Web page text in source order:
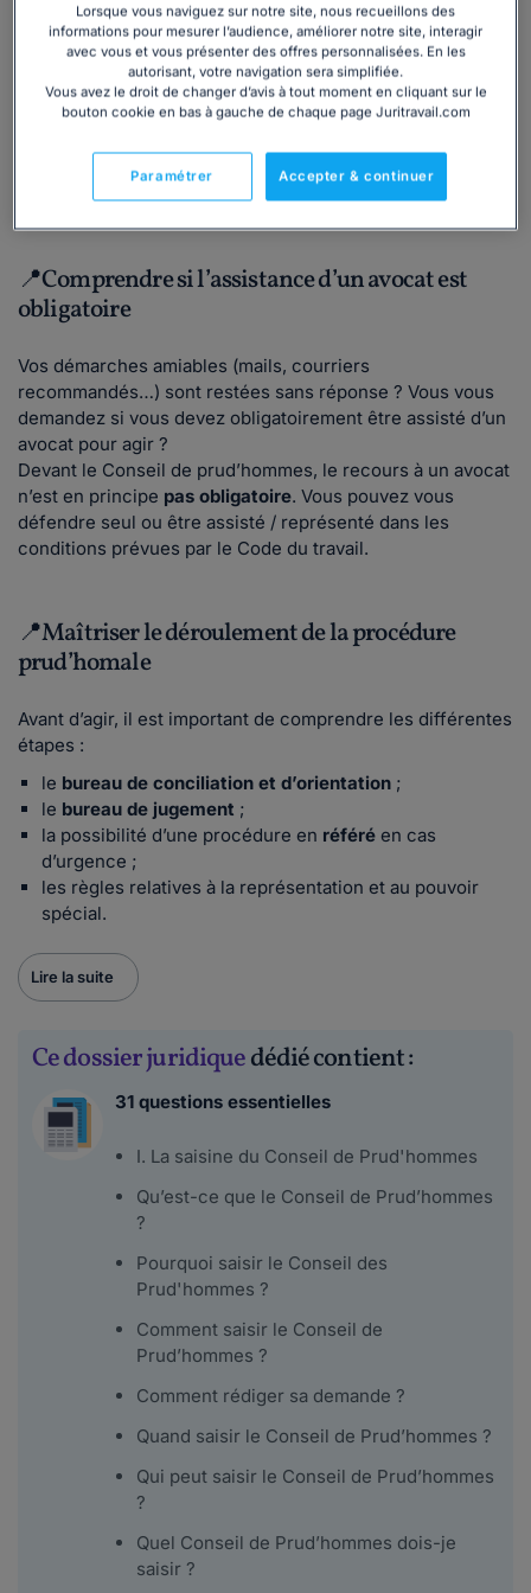
Vous envisagez d’engager une action contre votre
employeur ?
La saisine duCPHs’effectue par requête adressée au
greffe, mais les règles à respecter varient selon la nature
du litige.
contentieux à l’autre, il est donc essentiel de vérifier
rapidement votre situation.
📍Comprendre si l’assistance d’un avocat est
obligatoire
Vos démarches amiables (mails, courriers
recommandés…) sont restées sans réponse ? Vous vous
demandez si vous devez obligatoirement être assisté d’un
avocat pour agir ?
Devant le Conseil de prud’hommes, le recours à un avocat
n’est en principe pas obligatoire. Vous pouvez vous
défendre seul ou être assisté / représenté dans les
conditions prévues par le Code du travail.
📍Maîtriser le déroulement de la procédure
prud’homale
Avant d’agir, il est important de comprendre les différentes
étapes :
le bureau de conciliation et d’orientation ;
le bureau de jugement ;
la possibilité d’une procédure en référé en cas
d’urgence ;
les règles relatives à la représentation et au pouvoir
spécial.
Lire la suite
Ce dossier juridiquedédié contient :
31 questions essentielles
I. La saisine du Conseil de Prud'hommes
Qu’est-ce que le Conseil de Prud’hommes
?
Pourquoi saisir le Conseil des
Prud'hommes ?
Comment saisir le Conseil de
Prud’hommes ?
Comment rédiger sa demande ?
Quand saisir le Conseil de Prud’hommes ?
Qui peut saisir le Conseil de Prud’hommes
?
Quel Conseil de Prud’hommes dois-je
saisir ?
Lorsque vous naviguez sur notre site, nous recueillons des
informations pour mesurer l’audience, améliorer notre site, interagir
avec vous et vous présenter des offres personnalisées. En les
autorisant, votre navigation sera simplifiée.
Vous avez le droit de changer d’avis à tout moment en cliquant sur le
bouton cookie en bas à gauche de chaque page Juritravail.com
Accepter & continuer
Paramétrer